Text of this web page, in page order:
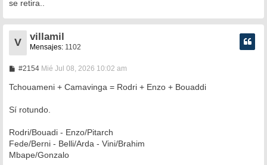
se retira..
V
villamil
Mensajes: 1102
#2154M
n
j
Mié Jul 08, 2026 10:02 am
Tchouameni + Camavinga = Rodri + Enzo + Bouaddi
Sí rotundo.
Rodri/Bouadi - Enzo/Pitarch
Fede/Berni - Belli/Arda - Vini/Brahim
Mbape/Gonzalo